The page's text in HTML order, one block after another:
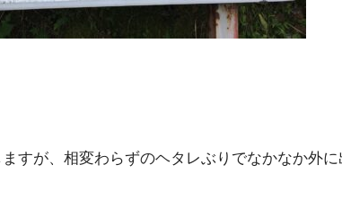
すが、相変わらずのヘタレぶりでなかなか外に